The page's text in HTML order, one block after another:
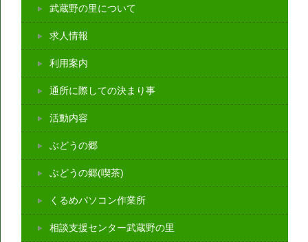
武蔵野の里について
求人情報
利用案内
通所に際しての決まり事
活動内容
ぶどうの郷
ぶどうの郷(喫茶)
くるめパソコン作業所
相談支援センター武蔵野の里